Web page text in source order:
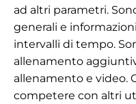
ad altri parametri.
generali e
intervalli di tempo.
allenamento
allenamento e video.
competere con altri